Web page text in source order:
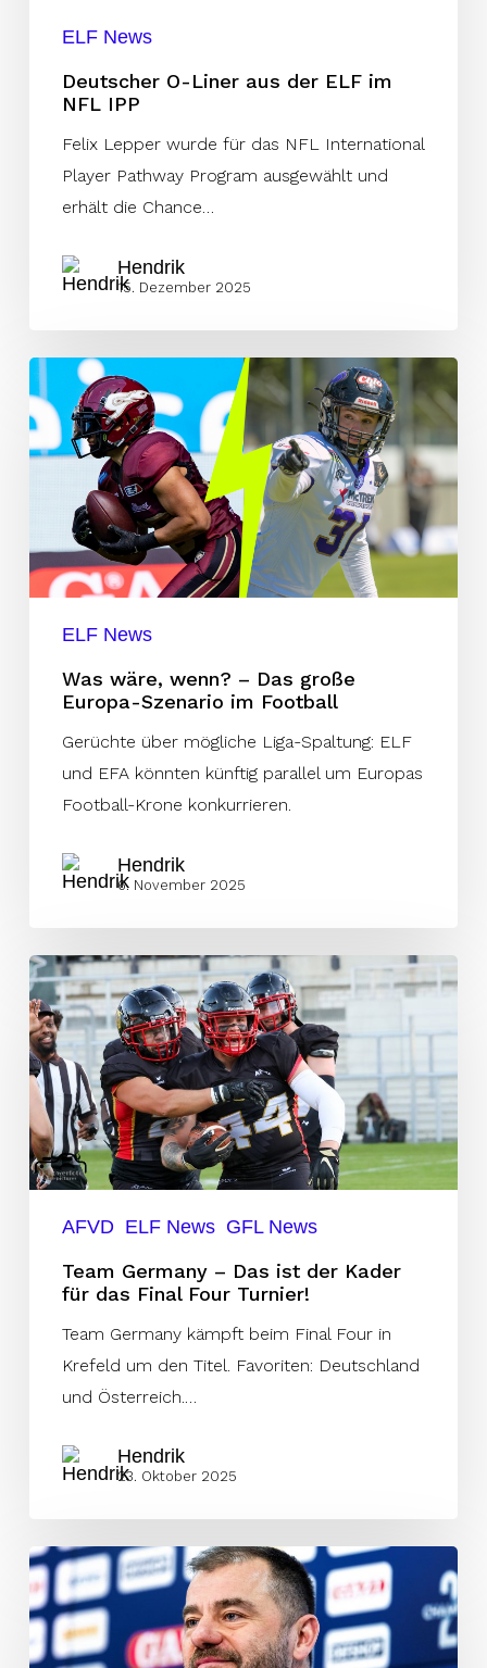
ELF News
Deutscher O-Liner aus der ELF im
NFL IPP
Felix Lepper wurde für das NFL International
Player Pathway Program ausgewählt und
erhält die Chance…
Hendrik
15. Dezember 2025
Was
wäre,
wenn?
große
Europa-
Szenario
ELF News
Was wäre, wenn? – Das große
Europa-Szenario im Football
Gerüchte über mögliche Liga-Spaltung: ELF
und EFA könnten künftig parallel um Europas
Football-Krone konkurrieren.
Hendrik
6. November 2025
Team
Germany
–
Das
ist
der
Kader
für
Four
AFVD ELF News GFL News
Team Germany – Das ist der Kader
für das Final Four Turnier!
Team Germany kämpft beim Final Four in
Krefeld um den Titel. Favoriten: Deutschland
und Österreich.…
Hendrik
23. Oktober 2025
Sea
Devils
unter
Beschuss: